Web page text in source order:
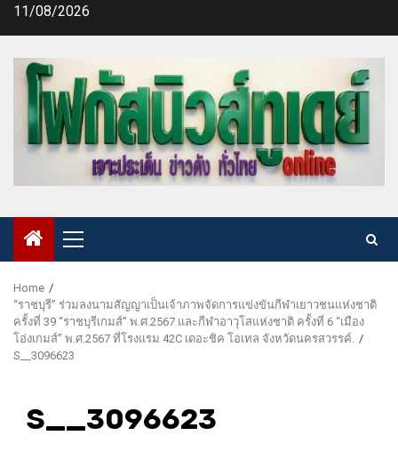
Skip11/08/2026
Primary
Menu
Home
“ราชบุรี” ร่วมลงนามสัญญาเป็นเจ้าภาพจัดการแข่งขันกีฬาเยาวชนแห่งชาติ
ครั้งที่ 39 “ราชบุรีเกมส์” พ.ศ.2567 และกีฬาอาวุโสแห่งชาติ ครั้งที่ 6 “เมือง
โอ่งเกมส์” พ.ศ.2567 ที่โรงแรม 42C เดอะชิค โอเทล จังหวัดนครสวรรค์.
S__3096623
S__3096623